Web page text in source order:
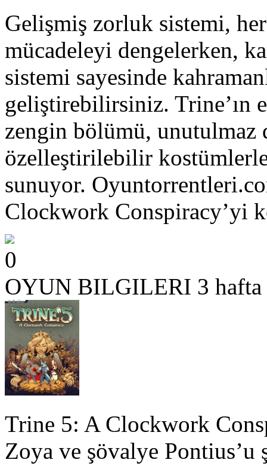
Gelişmiş zorluk sistemi, her
mücadeleyi dengelerken,
sistemi sayesinde
geliştirebilirsiniz. Trine’ın
zengin bölümü, unutulmaz
özelleştirilebilir
sunuyor.
Clockwork Conspiracy’yi
0
OYUN BILGILERI 3
Trine 5: A Clockwork
Zoya ve şövalye Pontius’u